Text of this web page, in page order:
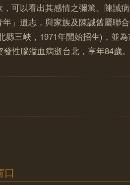
，可以看出其感情之彌篤。陳誠
年」遺志，與家族及陳誠舊屬聯
縣三峽，1971年開始招生)，並
發性腦溢血病逝台北，享年84歲
口